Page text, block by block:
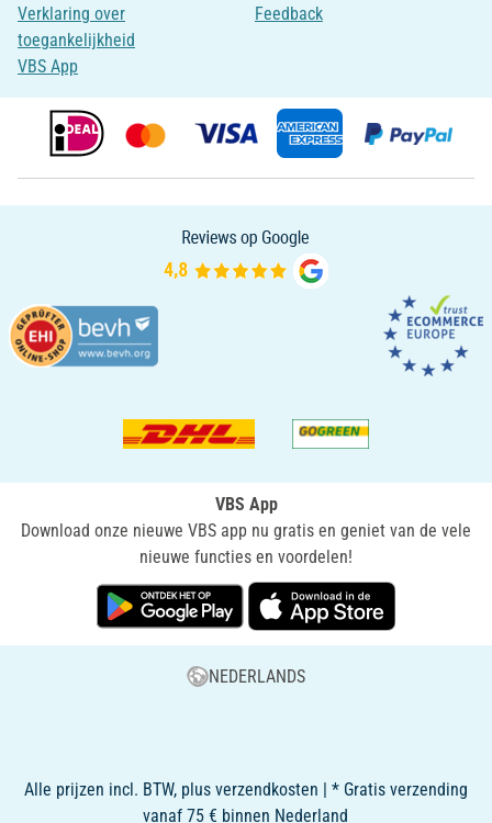
Verklaring over
toegankelijkheid
VBS App
Feedback
VBS App
Download onze nieuwe VBS app nu gratis en geniet van de vele
nieuwe functies en voordelen!
NEDERLANDS
Alle prijzen incl. BTW, plus verzendkosten | * Gratis verzending
vanaf 75 € binnen Nederland